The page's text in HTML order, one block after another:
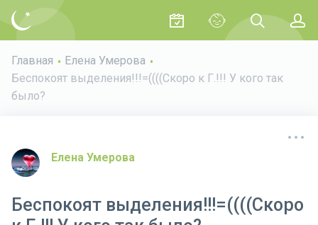
Главная
Елена Умерова
Беспокоят выделения!!!=((((Скоро к Г.!!! У кого так
было?
Елена Умерова
Беспокоят выделения!!!=((((Скоро